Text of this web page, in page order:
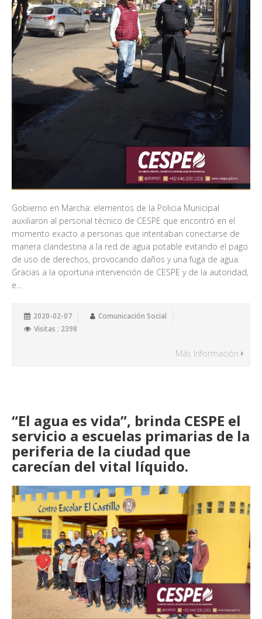
Gobierno en Marcha: elementos de la Policia Municipal
auxiliaron al personal técnico de CESPE que encontró en el
momento exacto a personas que intentaban conectarse de
manera clandestina a la red de agua potable evitando el pago
de uso de derechos, provocando daños y una fuga de agua.
Gracias a la oportuna intervención de CESPE y de la autoridad,
e...
2020-02-07
Comunicación Social
Visitas : 2398
Más Información
“El agua es vida”, brinda CESPE el
servicio a escuelas primarias de la
periferia de la ciudad que
carecían del vital líquido.